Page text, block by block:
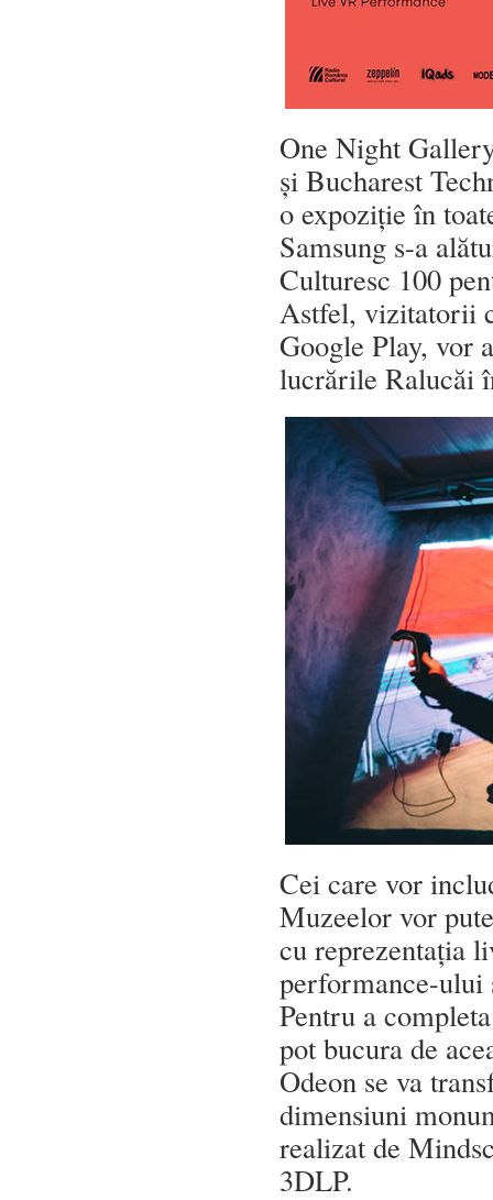
One Night
și Bucharest
o expoziție în
Samsung s-a
Culturesc 100
Astfel, vizitatorii
Google Play, vor
lucrările Ralucăi
Cei care vor
Muzeelor vor
cu reprezentația
performance-ului
Pentru a
pot bucura de
Odeon se va
dimensiuni
realizat de
3DLP.